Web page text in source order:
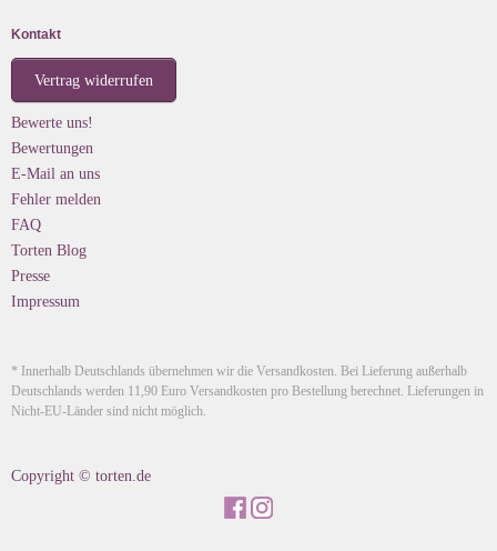
Kontakt
Vertrag widerrufen
Bewerte uns!
Bewertungen
E-Mail an uns
Fehler melden
FAQ
Torten Blog
Presse
Impressum
* Innerhalb Deutschlands übernehmen wir die Versandkosten. Bei Lieferung außerhalb
Deutschlands werden 11,90 Euro Versandkosten pro Bestellung berechnet. Lieferungen in
Nicht-EU-Länder sind nicht möglich.
Copyright © torten.de